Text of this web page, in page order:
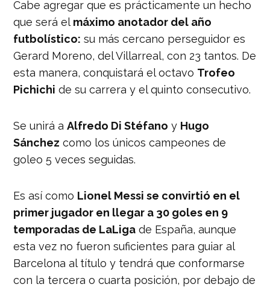
Cabe agregar que es prácticamente un hecho
que será el máximo anotador del año
futbolístico: su más cercano perseguidor es
Gerard Moreno, del Villarreal, con 23 tantos. De
esta manera, conquistará el octavo Trofeo
Pichichi de su carrera y el quinto consecutivo.
Se unirá aAlfredo Di Stéfano y Hugo
Sánchez como los únicos campeones de
goleo 5 veces seguidas.
Es así como Lionel Messi se convirtió en el
primer jugador en llegar a 30 goles en 9
temporadas de LaLiga de España, aunque
esta vez no fueron suficientes para guiar al
Barcelona al título y tendrá que conformarse
con la tercera o cuarta posición, por debajo de